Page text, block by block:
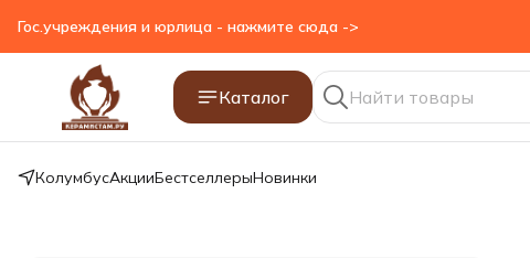
Гос.учреждения и юрлица - нажмите сюда ->
Каталог
КолумбусАкцииБестселлерыНовинки